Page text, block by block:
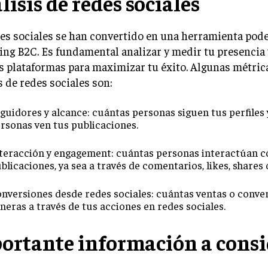
sociales se han convertido en una herramienta
B2C. Es fundamental analizar y medir tu presencia
plataformas para maximizar tu éxito. Algunas
de redes sociales son:
y alcance: cuántas personas siguen tus perfiles
ven tus publicaciones.
y engagement: cuántas personas interactúan
ya sea a través de comentarios, likes, shares
desde redes sociales: cuántas ventas o
a través de tus acciones en redes sociales.
información a